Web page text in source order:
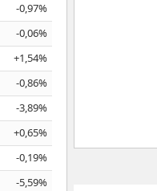
-0,97%
-0,06%
+1,54%
-0,86%
-3,89%
+0,65%
-0,19%
-5,59%